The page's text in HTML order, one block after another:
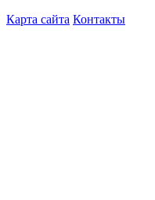
Карта сайта Контакты